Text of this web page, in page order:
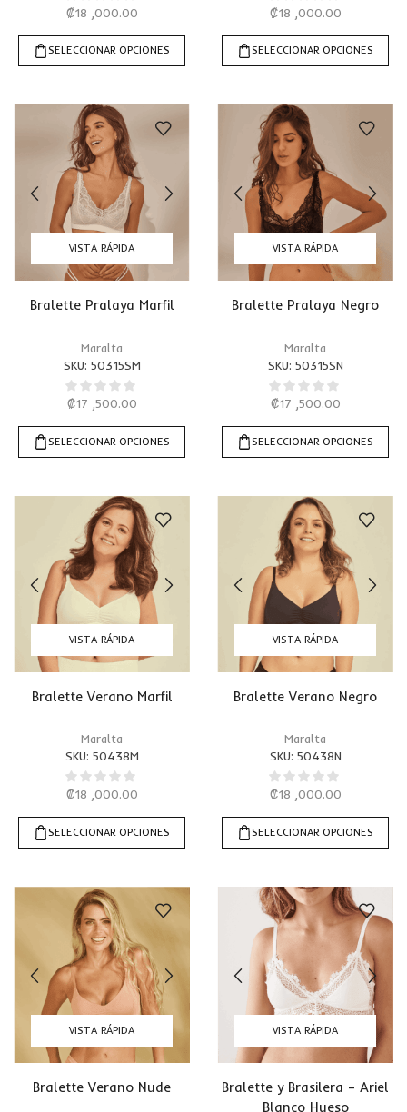
₡18 ,000.00
SELECCIONAR OPCIONES
₡18 ,000.00
SELECCIONAR OPCIONES
VISTA RÁPIDA
Bralette Pralaya Marfil
Maralta
SKU: 50315SM
₡17 ,500.00
SELECCIONAR OPCIONES
VISTA RÁPIDA
Bralette Pralaya Negro
Maralta
SKU: 50315SN
₡17 ,500.00
SELECCIONAR OPCIONES
VISTA RÁPIDA
Bralette Verano Marfil
Maralta
SKU: 50438M
₡18 ,000.00
SELECCIONAR OPCIONES
VISTA RÁPIDA
Bralette Verano Negro
Maralta
SKU: 50438N
₡18 ,000.00
SELECCIONAR OPCIONES
VISTA RÁPIDA
Bralette Verano Nude
VISTA RÁPIDA
Bralette y Brasilera – Ariel
Blanco Hueso